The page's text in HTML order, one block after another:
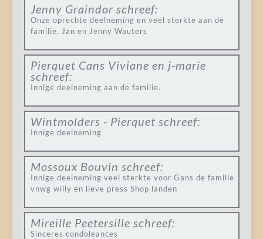
Jenny Graindor schreef:
Onze oprechte deelneming en veel sterkte aan de
familie. Jan en Jenny Wauters
Pierquet Cans Viviane en j-marie
schreef:
Innige deelneming aan de familie.
Wintmolders - Pierquet schreef:
Innige deelneming
Mossoux Bouvin schreef:
Innige deelneming veel sterkte voor Gans de famille
vnwg willy en lieve press Shop landen
Mireille Peetersille schreef:
Sinceres condoleances